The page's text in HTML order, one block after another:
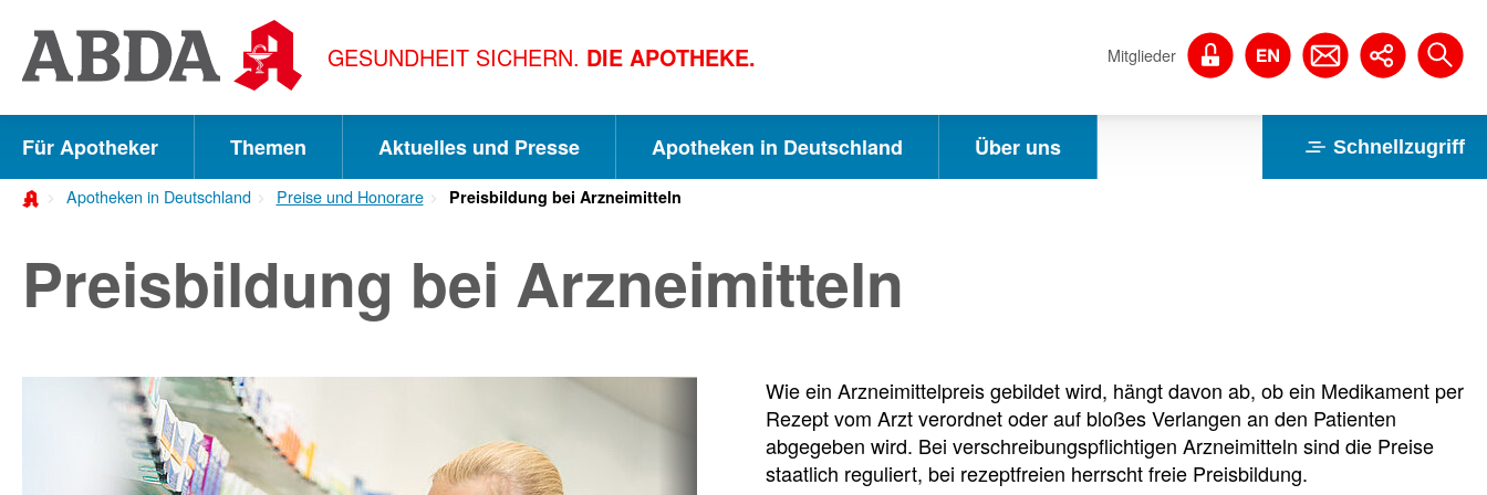
direkt
zu:
zur
Hauptnavigation
zur
zum
zur
GESUNDHEIT SICHERN. DIE APOTHEKE. Mitglieder
Für Apotheker Themen Aktuelles und Presse Apotheken in Deutschland Über uns Schnellzugriff
Apotheken in Deutschland Preise und Honorare Preisbildung bei Arzneimitteln
Preisbildung bei Arzneimitteln
Wie ein Arzneimittelpreis gebildet wird, hängt davon ab, ob ein Medikament per
Rezept vom Arzt verordnet oder auf bloßes Verlangen an den Patienten
abgegeben wird. Bei verschreibungspflichtigen Arzneimitteln sind die Preise
staatlich reguliert, bei rezeptfreien herrscht freie Preisbildung.
S
c
h
n
S
e
i
t
S
u
c
h